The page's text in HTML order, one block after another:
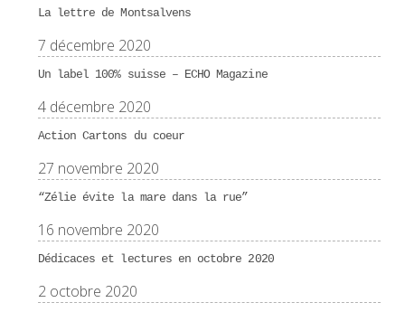
La lettre de Montsalvens
7 décembre 2020
Un label 100% suisse – ECHO Magazine
4 décembre 2020
Action Cartons du coeur
27 novembre 2020
“Zélie évite la mare dans la rue”
16 novembre 2020
Dédicaces et lectures en octobre 2020
2 octobre 2020